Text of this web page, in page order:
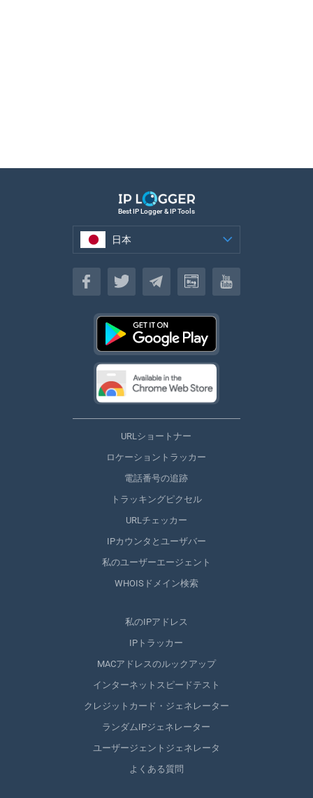
Best IP Logger & IP Tools
日本
日本
URLショートナー
ロケーショントラッカー
電話番号の追跡
トラッキングピクセル
URLチェッカー
IPカウンタとユーザバー
私のユーザーエージェント
WHOISドメイン検索
私のIPアドレス
IPトラッカー
MACアドレスのルックアップ
インターネットスピードテスト
クレジットカード・ジェネレーター
ランダムIPジェネレーター
ユーザージェントジェネレータ
よくある質問